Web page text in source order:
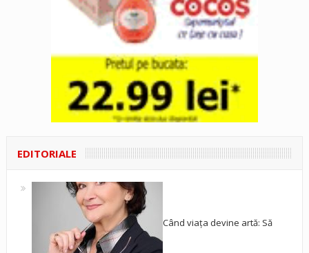
EDITORIALE
Când viața devine artă: Să